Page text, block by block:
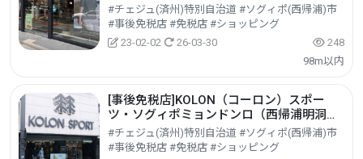
#チェジュ(済州)特別自治道 #ソグィポ(西帰浦)市
#事後免税店 #免税店 #ショッピング
23-02-02
26-03-30
248
98m以内
[事後免税店]KOLON（コーロン）スポー
ツ・ソグィポミョンドンロ（西帰浦明洞
路）店(코오롱스포츠 서귀포명동로점)
#チェジュ(済州)特別自治道 #ソグィポ(西帰浦)市
#事後免税店 #免税店 #ショッピング